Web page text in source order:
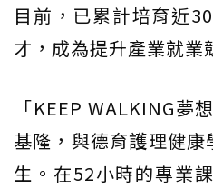
目前，已累計培育近
才，成為提升產業就業
「KEEP WALKING夢
基隆，與德育護理健
生。在52小時的專業